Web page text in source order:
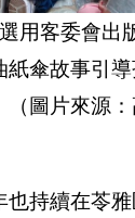
用客委會出
紙傘故事引
（圖片來源
也持續在苓